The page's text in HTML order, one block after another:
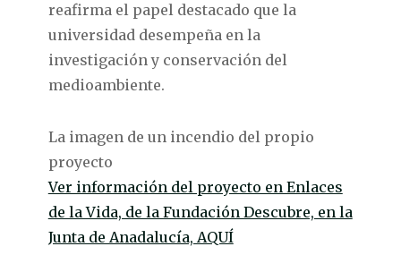
reafirma el papel destacado que la
universidad desempeña en la
investigación y conservación del
medioambiente.
La imagen de un incendio del propio
proyecto
Ver información del proyecto en Enlaces
de la Vida, de la Fundación Descubre, en la
Junta de Anadalucía, AQUÍ